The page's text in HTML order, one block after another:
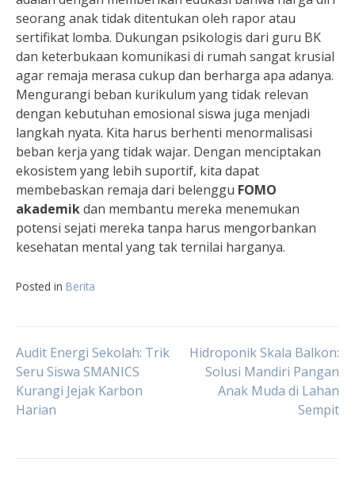
seorang anak tidak ditentukan oleh rapor atau
sertifikat lomba. Dukungan psikologis dari guru BK
dan keterbukaan komunikasi di rumah sangat krusial
agar remaja merasa cukup dan berharga apa adanya.
Mengurangi beban kurikulum yang tidak relevan
dengan kebutuhan emosional siswa juga menjadi
langkah nyata. Kita harus berhenti menormalisasi
beban kerja yang tidak wajar. Dengan menciptakan
ekosistem yang lebih suportif, kita dapat
membebaskan remaja dari belenggu FOMO
akademikdan membantu mereka menemukan
potensi sejati mereka tanpa harus mengorbankan
kesehatan mental yang tak ternilai harganya.
Posted in Berita
Navigasi
pos
Audit Energi Sekolah: Trik
Seru Siswa SMANICS
Kurangi Jejak Karbon
Harian
Hidroponik Skala Balkon:
Solusi Mandiri Pangan
Anak Muda di Lahan
Sempit